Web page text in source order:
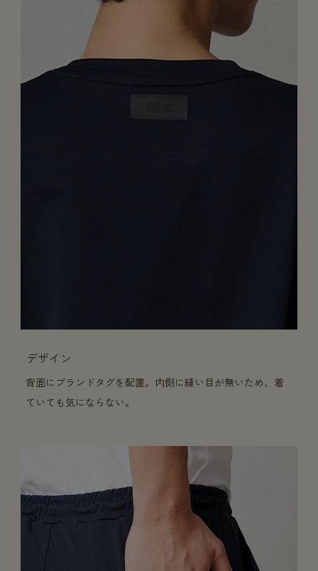
デザイン
背面にブランドタグを配置。内側に縫い目が無いため、着
ていても気にならない。